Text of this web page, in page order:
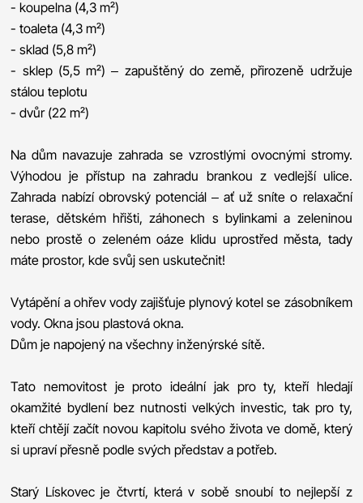
- koupelna (4,3 m²)
- toaleta (4,3 m²)
- sklad (5,8 m²)
- sklep (5,5 m²) – zapuštěný do země, přirozeně udržuje
stálou teplotu
- dvůr (22 m²)
Na dům navazuje zahrada se vzrostlými ovocnými stromy.
Výhodou je přístup na zahradu brankou z vedlejší ulice.
Zahrada nabízí obrovský potenciál – ať už sníte o relaxační
terase, dětském hřišti, záhonech s bylinkami a zeleninou
nebo prostě o zeleném oáze klidu uprostřed města, tady
máte prostor, kde svůj sen uskutečnit!
Vytápění a ohřev vody zajišťuje plynový kotel se zásobníkem
vody. Okna jsou plastová okna.
Dům je napojený na všechny inženýrské sítě.
Tato nemovitost je proto ideální jak pro ty, kteří hledají
okamžité bydlení bez nutnosti velkých investic, tak pro ty,
kteří chtějí začít novou kapitolu svého života ve domě, který
si upraví přesně podle svých představ a potřeb.
Starý Lískovec je čtvrtí, která v sobě snoubí to nejlepší z